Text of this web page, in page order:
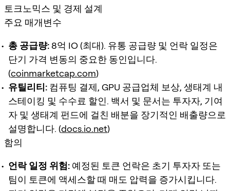
토크노믹스 및 경제 설계
주요 매개변수
총 공급량:8억 IO (최대). 유통 공급량 및 언락 일정은
단기 가격 변동의 중요한 동인입니다.
(coinmarketcap.com)
유틸리티: 컴퓨팅 결제, GPU 공급업체 보상, 생태계 내
스테이킹 및 수수료 할인. 백서 및 문서는 투자자, 기여
자 및 생태계 펀드에 걸친 배분을 장기적인 배출량으로
설명합니다. (docs.io.net)
함의
언락 일정 위험: 예정된 토큰 언락은 초기 투자자 또는
팀이 토큰에 액세스할 때 매도 압력을 증가시킵니다.